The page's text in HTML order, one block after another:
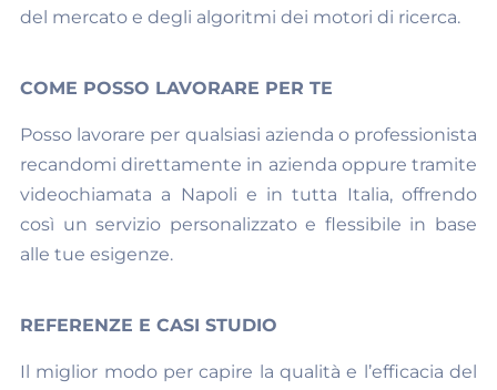
del mercato e degli algoritmi dei motori di ricerca.
COME POSSO LAVORARE PER TE
Posso lavorare per qualsiasi azienda o professionista
recandomi direttamente in azienda oppure tramite
videochiamata a Napoli e in tutta Italia, offrendo
così un servizio personalizzato e flessibile in base
alle tue esigenze.
REFERENZE E CASI STUDIO
Il miglior modo per capire la qualità e l’efficacia del